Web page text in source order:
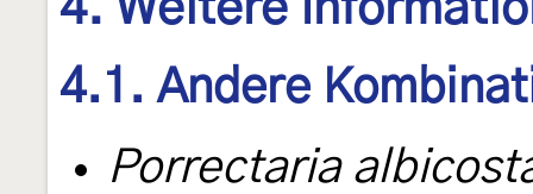
4.1. Andere
Porrectaria